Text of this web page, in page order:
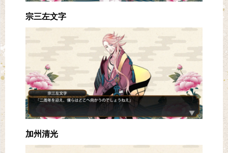
宗三左文字
加州清光